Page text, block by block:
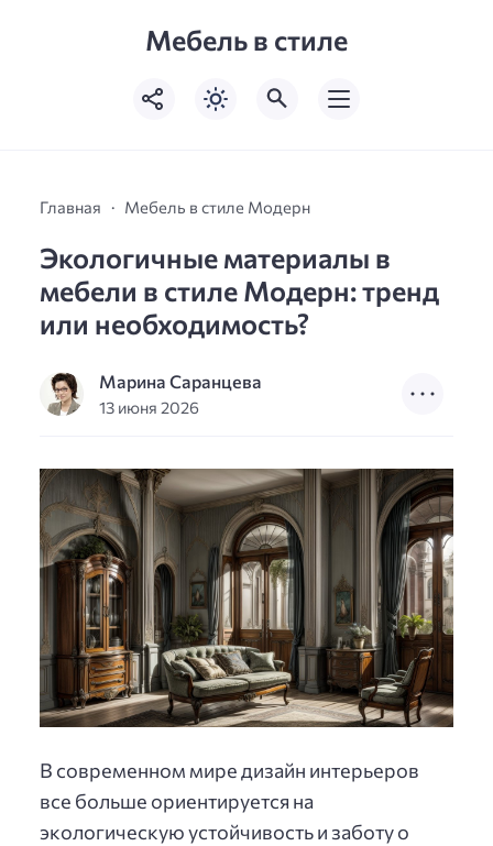
Мебель в стиле
Главная Мебель в стиле Модерн
Экологичные материалы в
мебели в стиле Модерн: тренд
или необходимость?
Марина Саранцева
13 июня 2026
В современном мире дизайн интерьеров
все больше ориентируется на
экологическую устойчивость и заботу о